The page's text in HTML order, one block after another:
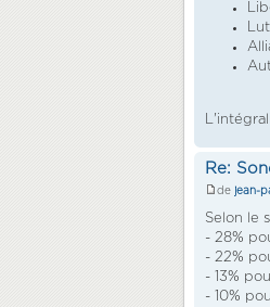
Re:
de jean-
Selon le
- 28%
- 22%
- 13%
- 10%